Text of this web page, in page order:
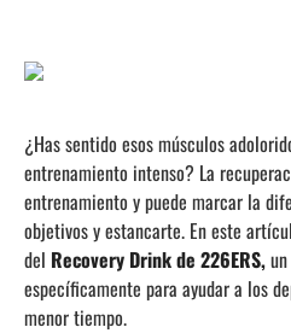
¿Has sentido esos músculos
entrenamiento intenso? La
entrenamiento y puede marcar la
objetivos y estancarte. En este
del Recovery Drink de 226ERS,
específicamente para ayudar a los
menor tiempo.